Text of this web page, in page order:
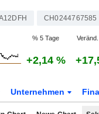
CH0244767585
% 5 Tage
+2,14 %
Unternehmen